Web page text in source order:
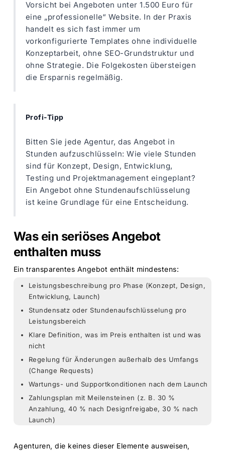
Vorsicht bei Angeboten unter 1.500 Euro für
eine „professionelle“ Website. In der Praxis
handelt es sich fast immer um
vorkonfigurierte Templates ohne individuelle
Konzeptarbeit, ohne SEO-Grundstruktur und
ohne Strategie. Die Folgekosten übersteigen
die Ersparnis regelmäßig.
Profi-Tipp
Bitten Sie jede Agentur, das Angebot in
Stunden aufzuschlüsseln: Wie viele Stunden
sind für Konzept, Design, Entwicklung,
Testing und Projektmanagement eingeplant?
Ein Angebot ohne Stundenaufschlüsselung
ist keine Grundlage für eine Entscheidung.
Was ein seriöses Angebot
enthalten muss
Ein transparentes Angebot enthält mindestens:
Leistungsbeschreibung pro Phase (Konzept, Design,
Entwicklung, Launch)
Stundensatz oder Stundenaufschlüsselung pro
Leistungsbereich
Klare Definition, was im Preis enthalten ist und was
nicht
Regelung für Änderungen außerhalb des Umfangs
(Change Requests)
Wartungs- und Supportkonditionen nach dem Launch
Zahlungsplan mit Meilensteinen (z. B. 30 %
Anzahlung, 40 % nach Designfreigabe, 30 % nach
Launch)
Agenturen, die keines dieser Elemente ausweisen,